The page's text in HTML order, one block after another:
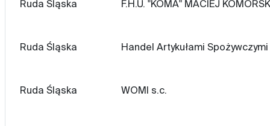
Ruda Śląska F.H.U. "KOMA" MACIEJ
Ruda Śląska Handel Artykułami Spożywczymi
Ruda Śląska WOMI s.c.